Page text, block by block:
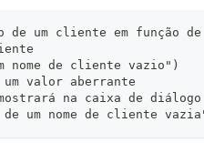
um cliente em função de
nome de cliente vazio")
valor aberrante
na caixa de
um nome de cliente